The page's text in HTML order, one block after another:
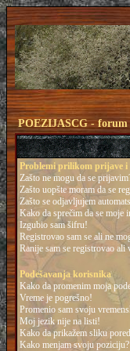
POEZIJASCG - forum
Problemi prilikom prijave i
Zašto ne mogu da se
Zašto uopšte moram da se
Zašto se odjavljujem
Kako da sprečim da se moje
Izgubio sam šifru!
Registrovao sam se ali ne
Ranije sam se registrovao ali
Podešavanja korisnika
Kako da promenim moja
Vreme je pogrešno!
Promenio sam svoju
Moj jezik nije na listi!
Kako da prikažem sliku
Kako menjam svoju poziciju?